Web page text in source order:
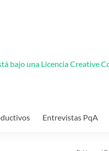
bajo una Licencia Creative
Entrevistas PqA